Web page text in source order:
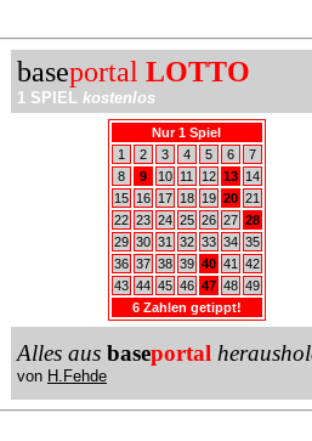
baseportal LOTTO
1 SPIEL kostenlos
Nur 1 Spiel
1
2 3 4 5 6
7
8
9 10 11 12 13
14
15
16 17 18 19 20 21
22 23 24 25 26 27 28
29 30 31 32 33 34 35
36 37 38 39 40 41
42
43 44 45 46 47 48 49
6 Zahlen getippt!
Alles aus baseportal
von H.Fehde